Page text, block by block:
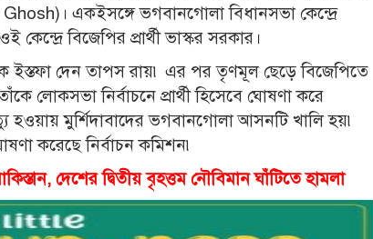
একইসঙ্গে ভগবানগোলা বিধানসভা কেন্দ্রে
কেন্দ্রে বিজেপির প্রার্থী ভাস্কর সরকার।
দেন তাপস রায়৷ এর পর তৃণমূল ছেড়ে বিজেপিতে
লোকসভা নির্বাচনে প্রার্থী হিসেবে ঘোষণা করে
হওয়ায় মুর্শিদাবাদের ভগবানগোলা আসনটি খালি হয়৷
করেছে নির্বাচন কমিশন৷
দেশের দ্বিতীয় বৃহত্তম নৌবিমান ঘাঁটিতে হামলা